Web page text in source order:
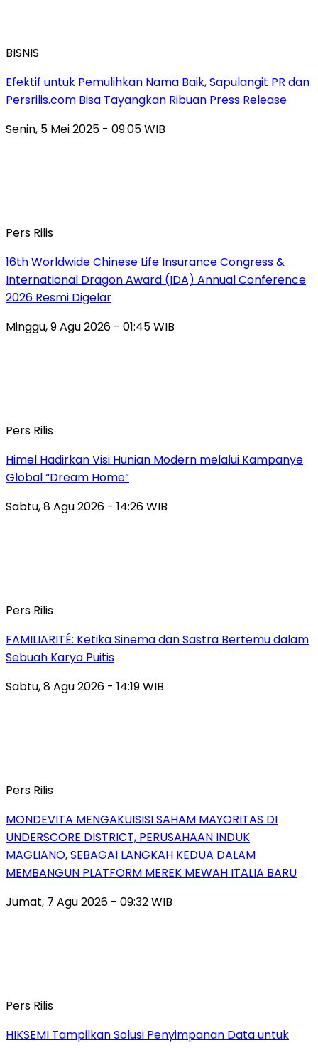
BISNIS
Efektif untuk Pemulihkan Nama Baik, Sapulangit PR dan
Persrilis.com Bisa Tayangkan Ribuan Press Release
Senin, 5 Mei 2025 - 09:05 WIB
Pers Rilis
16th Worldwide Chinese Life Insurance Congress &
International Dragon Award (IDA) Annual Conference
2026 Resmi Digelar
Minggu, 9 Agu 2026 - 01:45 WIB
Pers Rilis
Himel Hadirkan Visi Hunian Modern melalui Kampanye
Global “Dream Home”
Sabtu, 8 Agu 2026 - 14:26 WIB
Pers Rilis
FAMILIARITÉ: Ketika Sinema dan Sastra Bertemu dalam
Sebuah Karya Puitis
Sabtu, 8 Agu 2026 - 14:19 WIB
Pers Rilis
MONDEVITA MENGAKUISISI SAHAM MAYORITAS DI
UNDERSCORE DISTRICT, PERUSAHAAN INDUK
MAGLIANO, SEBAGAI LANGKAH KEDUA DALAM
MEMBANGUN PLATFORM MEREK MEWAH ITALIA BARU
Jumat, 7 Agu 2026 - 09:32 WIB
Pers Rilis
HIKSEMI Tampilkan Solusi Penyimpanan Data untuk